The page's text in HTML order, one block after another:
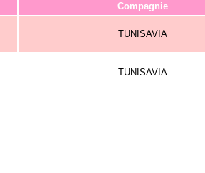
Compagnie
TUNISAVIA
TUNISAVIA